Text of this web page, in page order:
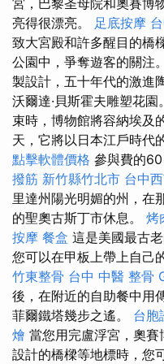
宮，巴黎圣母院和奧賽博
亮得很漂亮。 足底按摩
致大宮殿和許多醒目的橋
公園中，爭奪遊客的關注。
製設計，五十年代的激進
沃爾達·貝斯霍夫雕塑花園
束時，博物館將容納埃及
天，它將以日本江戶時代
點擊軟體價格 參與費的60
撥筋 新竹縣竹北市 台中
里達州陽光明媚的州，在
的聖奧古斯丁市休息。 烤
按摩 餐盒 這是美國最古
您可以在甲板上帶上自己
竹東整骨 台中 中醫 整骨
後，在附近的自助餐中用
菲爾鐵塔幾步​​之遙。 台胞
燴 當您用完盧浮宮，奧
設計的橋樑等地標時，您